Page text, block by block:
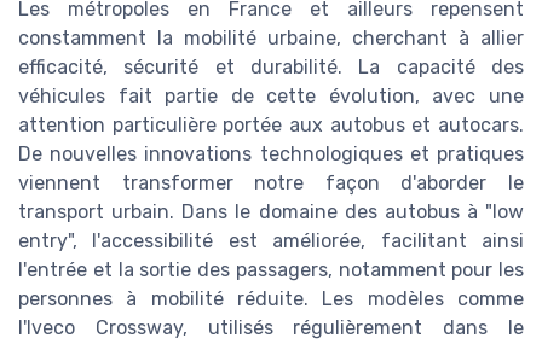
Les métropoles en France et ailleurs repensent
constamment la mobilité urbaine, cherchant à allier
efficacité, sécurité et durabilité. La capacité des
véhicules fait partie de cette évolution, avec une
attention particulière portée aux autobus et autocars.
De nouvelles innovations technologiques et pratiques
viennent transformer notre façon d'aborder le
transport urbain. Dans le domaine des autobus à "low
entry", l'accessibilité est améliorée, facilitant ainsi
l'entrée et la sortie des passagers, notamment pour les
personnes à mobilité réduite. Les modèles comme
l'Iveco Crossway, utilisés régulièrement dans le